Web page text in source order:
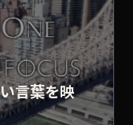
言葉を映